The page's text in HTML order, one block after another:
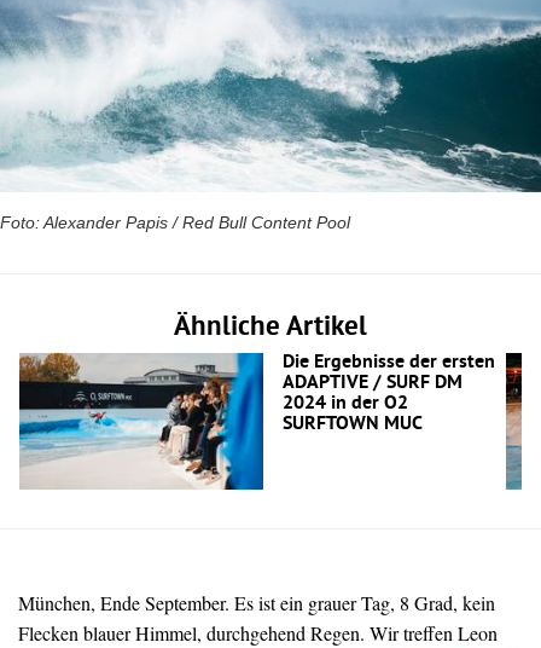
Foto: Alexander Papis / Red Bull Content Pool
Ähnliche Artikel
Die Ergebnisse der ersten
ADAPTIVE / SURF DM
2024 in der O2
SURFTOWN MUC
München, Ende September. Es ist ein grauer Tag, 8 Grad, kein
Flecken blauer Himmel, durchgehend Regen. Wir treffen Leon